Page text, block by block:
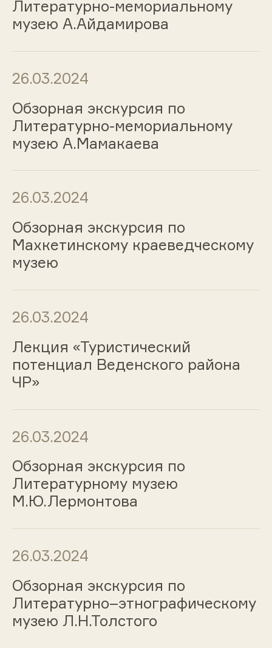
Литературно-мемориальному
музею А.Айдамирова
26.03.2024
Обзорная экскурсия по
Литературно-мемориальному
музею А.Мамакаева
26.03.2024
Обзорная экскурсия по
Махкетинскому краеведческому
музею
26.03.2024
Лекция «Туристический
потенциал Веденского района
ЧР»
26.03.2024
Обзорная экскурсия по
Литературному музею
М.Ю.Лермонтова
26.03.2024
Обзорная экскурсия по
Литературно–этнографическому
музею Л.Н.Толстого